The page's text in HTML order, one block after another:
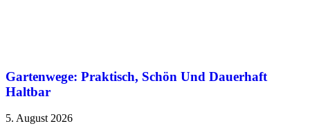
Gartenwege: Praktisch, Schön Und Dauerhaft
Haltbar
5. August 2026